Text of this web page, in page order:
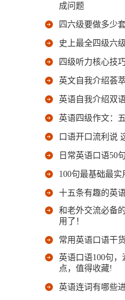
成问题
四六级要做多少
史上最全四级六
四级听力核心技
英文自我介绍荟
英语自我介绍双
英语四级作文：
口语开口流利说
日常英语口语50句
100句最基础最
十五条有趣的英
和老外交流必备
用了！
常用英语口语干
英语口语100句
点，值得收藏!
英语连词有哪些